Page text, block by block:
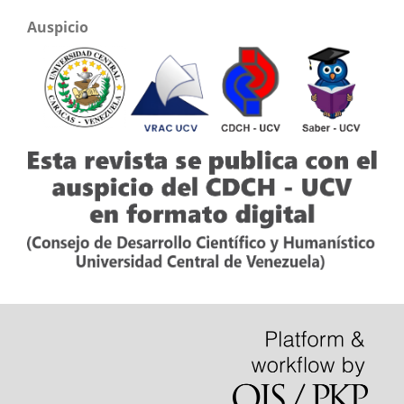
Auspicio